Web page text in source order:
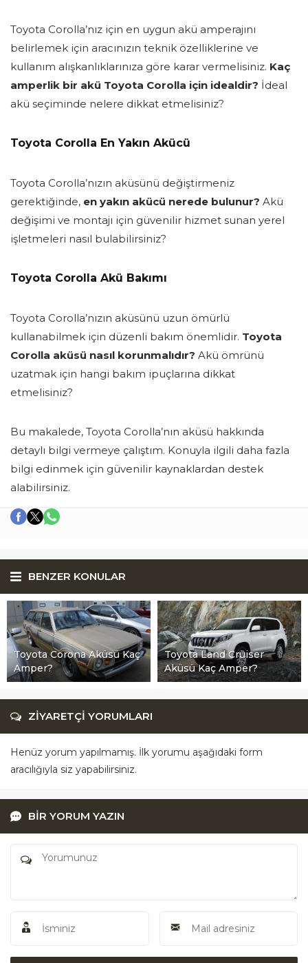
Toyota Corolla’nız için en uygun akü amperajını
belirlemek için aracınızın teknik özelliklerine ve
kullanım alışkanlıklarınıza göre karar vermelisiniz. Kaç
amperlik bir akü Toyota Corolla için idealdir? İdeal
akü seçiminde nelere dikkat etmelisiniz?
Toyota Corolla En Yakın Akücü
Toyota Corolla’nızın aküsünü değiştirmeniz
gerektiğinde, en yakın akücü nerede bulunur? Akü
değişimi ve montajı için güvenilir hizmet sunan yerel
işletmeleri nasıl bulabilirsiniz?
Toyota Corolla Akü Bakımı
Toyota Corolla’nızın aküsünü uzun ömürlü
kullanabilmek için düzenli bakım önemlidir. Toyota
Corolla aküsü nasıl korunmalıdır? Akü ömrünü
uzatmak için hangi bakım ipuçlarına dikkat
etmelisiniz?
Bu makalede, Toyota Corolla’nın aküsü hakkında
detaylı bilgi vermeye çalıştım. Konuyla ilgili daha fazla
bilgi edinmek için güvenilir kaynaklardan destek
alabilirsiniz.
BENZER KONULAR
Toyota Corona Aküsü Kaç
Amper?
Toyota Land Cruiser
Aküsü Kaç Amper?
ZİYARETÇİ YORUMLARI
Henüz yorum yapılmamış. İlk yorumu aşağıdaki form
aracılığıyla siz yapabilirsiniz.
BİR YORUM YAZIN